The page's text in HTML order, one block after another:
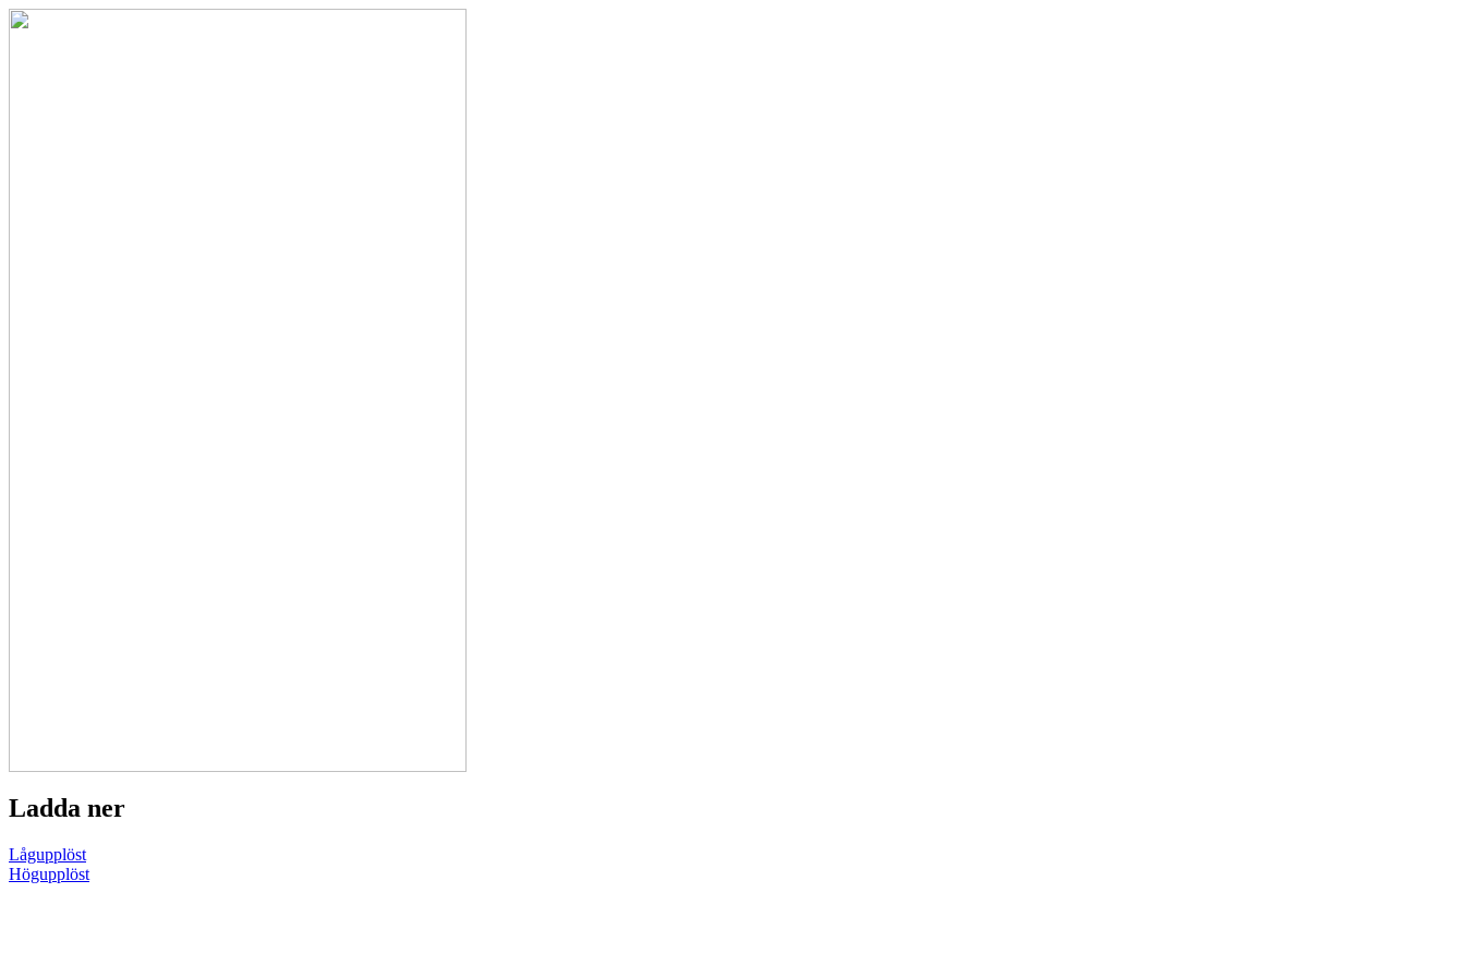
Ladda ner
Lågupplöst
Högupplöst